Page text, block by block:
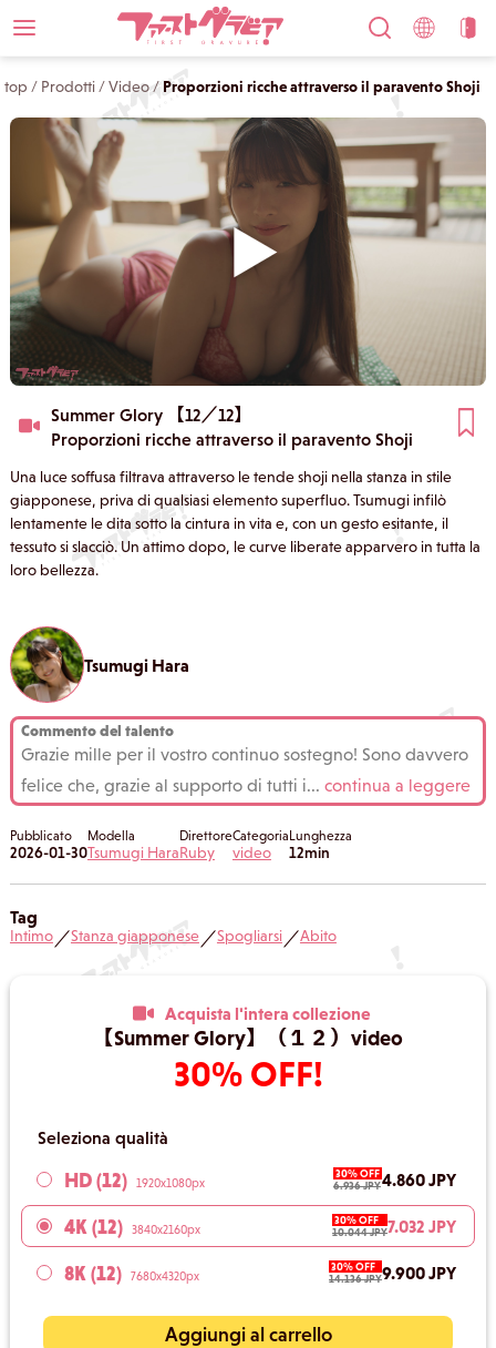
top / Prodotti /Video / Proporzioni ricche attraverso il paravento Shoji
Summer Glory 【12／12】
Proporzioni ricche attraverso il paravento Shoji
Una luce soffusa filtrava attraverso le tende shoji nella stanza in stile
giapponese, priva di qualsiasi elemento superfluo. Tsumugi infilò
lentamente le dita sotto la cintura in vita e, con un gesto esitante, il
tessuto si slacciò. Un attimo dopo, le curve liberate apparvero in tutta la
loro bellezza.
Tsumugi Hara
Commento del talento
Grazie mille per il vostro continuo sostegno! Sono davvero
felice che, grazie al supporto di tutti i... continua a leggere
Pubblicato
2026-01-30
Modella
Tsumugi Hara
Direttore
Ruby
Categoria
video
Lunghezza
12min
Tag
Intimo／Stanza giapponese／Spogliarsi／Abito
Acquista l'intera collezione
【Summer Glory】（１２）video
30% OFF!
Seleziona qualità
HD (12) 1920x1080px
30% OFF
6.936 JPY4.860 JPY
4K (12) 3840x2160px
30% OFF
10.044 JPY7.032 JPY
8K (12) 7680x4320px
30% OFF
14.136 JPY9.900 JPY
Aggiungi al carrello